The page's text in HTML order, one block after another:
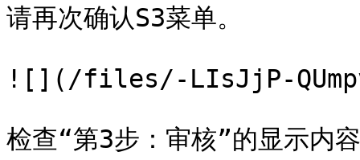
请再次确认S3菜单。
![](/files/-LIsJjP-
检查“第3步：审核”的显示内